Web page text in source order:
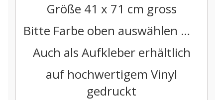
Größe 41 x 71 cm gross
Bitte Farbe oben auswählen …
Auch als Aufkleber erhältlich
auf hochwertigem Vinyl
gedruckt